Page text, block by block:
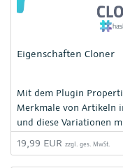
Bewertungen des EHI.
Eigenschaften Cloner
Mit dem Plugin
Merkmale von Artikeln
und diese Variationen
19,99 EUR zzgl. ges. MwSt.